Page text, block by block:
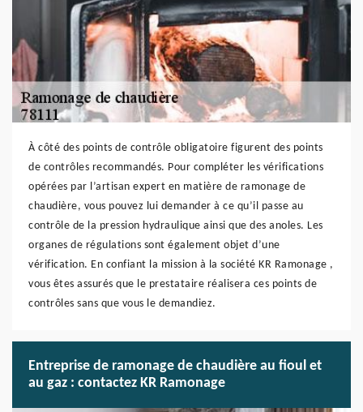
À côté des points de contrôle obligatoire figurent des points
de contrôles recommandés. Pour compléter les vérifications
opérées par l’artisan expert en matière de ramonage de
chaudière, vous pouvez lui demander à ce qu’il passe au
contrôle de la pression hydraulique ainsi que des anoles. Les
organes de régulations sont également objet d’une
vérification. En confiant la mission à la société KR Ramonage ,
vous êtes assurés que le prestataire réalisera ces points de
contrôles sans que vous le demandiez.
Entreprise de ramonage de chaudière au fioul et
au gaz : contactez KR Ramonage